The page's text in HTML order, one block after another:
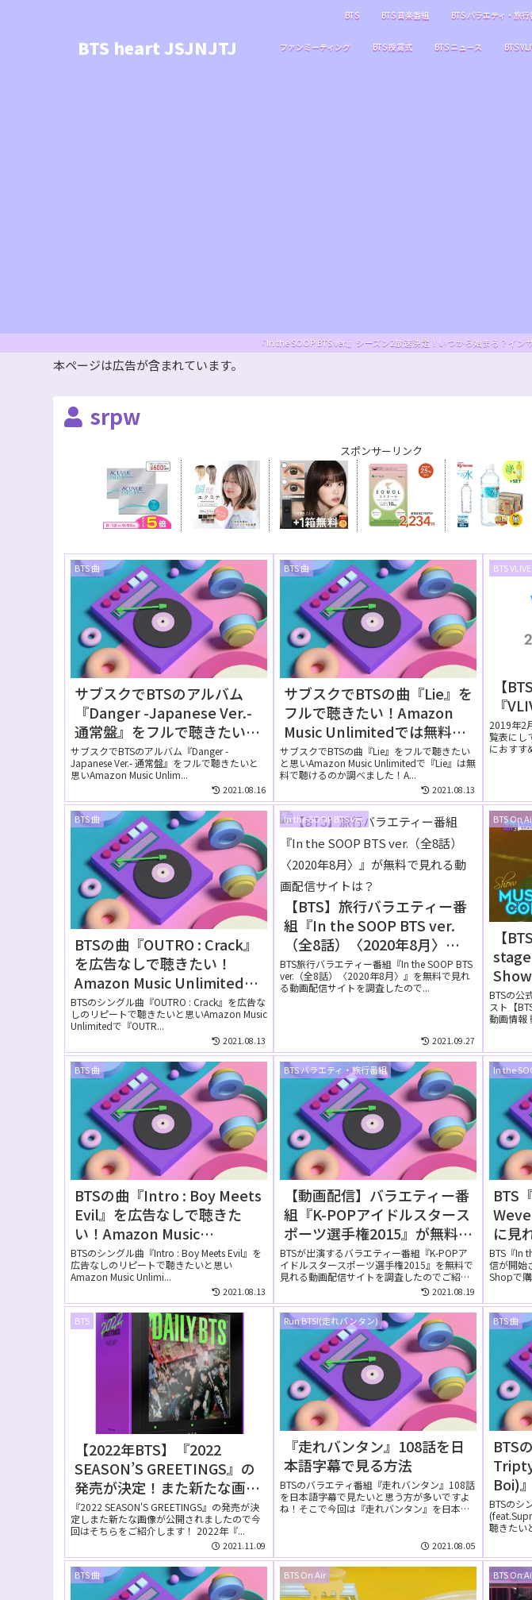
BTS heart JSJNJTJ
BTS BTS 音楽番組 BTS バラエティ・旅行
ファンミーティング BTS 授賞式 BTS ニュース BTS
『In the SOOP BTS ver.』シーズン2放送決定！いつから始まる？イ
本ページは広告が含まれています。
srpw
スポンサーリンク
BTS 曲
サブスクでBTSのアルバム
『Danger -Japanese Ver.-
通常盤』をフルで聴きたい！
Amazon Music Unlimitedで
は無料で聴ける？
サブスクでBTSのアルバム『Danger -
Japanese Ver.- 通常盤』をフルで聴きたいと
思いAmazon Music Unlim...
2021.08.16
BTS 曲
サブスクでBTSの曲『Lie』を
フルで聴きたい！Amazon
Music Unlimitedでは無料で
聴ける？
サブスクでBTSの曲『Lie』をフルで聴きたい
と思いAmazon Music Unlimitedで『Lie』は無
料で聴けるのか調べました！A...
2021.08.13
BTS VLIVE
【
『
2019年2
覧表にし
におすす
BTS 曲
BTSの曲『OUTRO : Crack』
を広告なしで聴きたい！
Amazon Music Unlimitedの
無料お試しでリピートして聴
ける？
BTSのシングル曲『OUTRO : Crack』を広告な
しのリピートで聴きたいと思いAmazon Music
Unlimitedで『OUTR...
2021.08.13
In the SOOP BTS ver.
【BTS】旅行バラエティー番
組『In the SOOP BTS ver.
（全8話）〈2020年8月〉』
が無料で見れる動画配信サイ
トは？
BTS旅行バラエティー番組『In the SOOP BTS
ver.（全8話）〈2020年8月〉』を無料で見れ
る動画配信サイトを調査したので...
2021.09.27
BTS On
【
stage
14日
た【
BTSの公
スト【
動画情報
BTS 曲
BTSの曲『Intro : Boy Meets
Evil』を広告なしで聴きた
い！Amazon Music
Unlimitedの無料お試しでリ
ピートして聴ける？
BTSのシングル曲『Intro : Boy Meets Evil』を
広告なしのリピートで聴きたいと思い
Amazon Music Unlimi...
2021.08.13
BTS バラエティ・旅行番組
【動画配信】バラエティー番
組『K-POPアイドルスタース
ポーツ選手権2015』が無料で
見れる動画配信サイトは？
BTSが出演するバラエティー番組『K-POPア
イドルスタースポーツ選手権2015』を無料で
見れる動画配信サイトを調査したのでご紹介
2021.08.19
In the
BTS
に見
BTS『In
信が開始
Shopで
BTS
【2022年BTS】『2022
SEASON’S GREETINGS』の
発売が決定！また新たな画像
が公開！
『2022 SEASON'S GREETINGS』の発売が決
定しまた新たな画像が公開されましたので今
回はそちらをご紹介します！ 2022年『...
2021.11.09
Run BTS!(走れバンタン)
『走れバンタン』108話を日
本語字幕で見る方法
BTSのバラエティ番組『走れバンタン』108話
を日本語字幕で見たいと思う方が多いですよ
ね！そこで今回は『走れバンタン』を日本語
2021.08.05
BTS 曲
BTS
Boi)
い！
BTSのシ
聴きたい
BTS 曲 BTS On Air BTS On